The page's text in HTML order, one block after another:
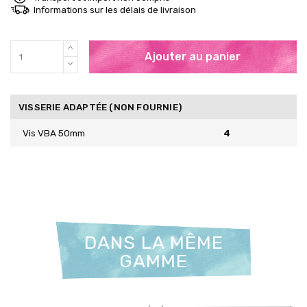
Informations sur les délais de livraison
Ajouter au panier
VISSERIE ADAPTÉE (NON FOURNIE)
Vis VBA 50mm 4
DANS LA MÊME
GAMME